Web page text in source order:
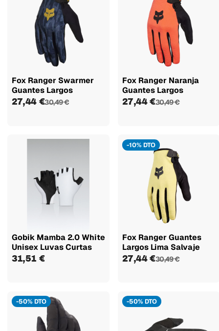
Fox Ranger Swarmer
Guantes Largos
27,44 €30,49 €
Fox Ranger Naranja
Guantes Largos
27,44 €30,49 €
Gobik Mamba 2.0 White
Unisex Luvas Curtas
31,51 €
-10% DTO
Fox Ranger Guantes
Largos Lima Salvaje
27,44 €30,49 €
-50% DTO -50% DTO